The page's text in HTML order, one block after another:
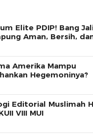
Elite PDIP! Bang
Aman, Bersih,
Amerika Mampu
Hegemoninya?
Editorial Muslimah
VIII MUI